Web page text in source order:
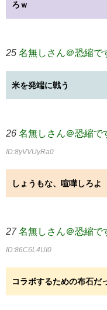
ろｗ
25 名無しさん＠恐縮で
米を発端に戦う
26 名無しさん＠恐縮で
ID:8yVVUyRa0
しょうもな、喧嘩しろよ
27 名無しさん＠恐縮で
ID:86C6L4UI0
コラボするための布石だ